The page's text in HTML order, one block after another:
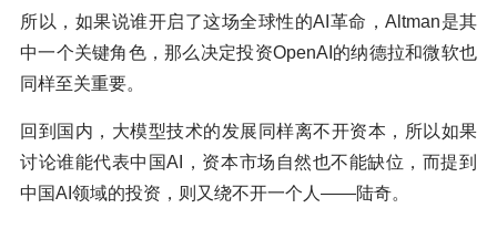
所以，如果说谁开启了这场全球性的AI革命，Altman是其
中一个关键角色，那么决定投资OpenAI的纳德拉和微软也
同样至关重要。
回到国内，大模型技术的发展同样离不开资本，所以如果
讨论谁能代表中国AI，资本市场自然也不能缺位，而提到
中国AI领域的投资，则又绕不开一个人——陆奇。